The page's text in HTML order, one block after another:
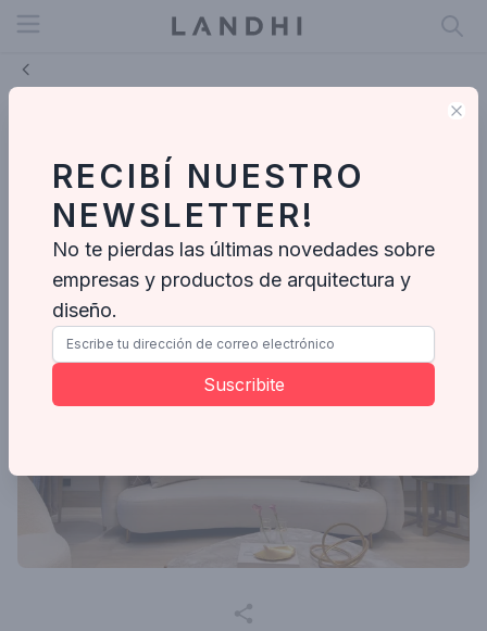
Open menu
com toques clássicos, segurança e
muito conforto
Giuliana Capello
Jul 12, 2024
RECIBÍ NUESTRO
NEWSLETTER!
No te pierdas las últimas novedades sobre
empresas y productos de arquitectura y
diseño.
Suscribite